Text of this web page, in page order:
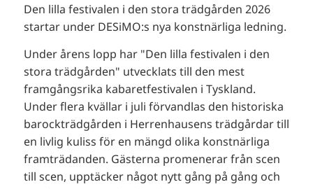
Den lilla festivalen i den stora trädgården 2026
startar under DESiMO:s nya konstnärliga ledning.
Under årens lopp har "Den lilla festivalen i den
stora trädgården" utvecklats till den mest
framgångsrika kabaretfestivalen i Tyskland.
Under flera kvällar i juli förvandlas den historiska
barockträdgården i Herrenhausens trädgårdar till
en livlig kuliss för en mängd olika konstnärliga
framträdanden. Gästerna promenerar från scen
till scen, upptäcker något nytt gång på gång och